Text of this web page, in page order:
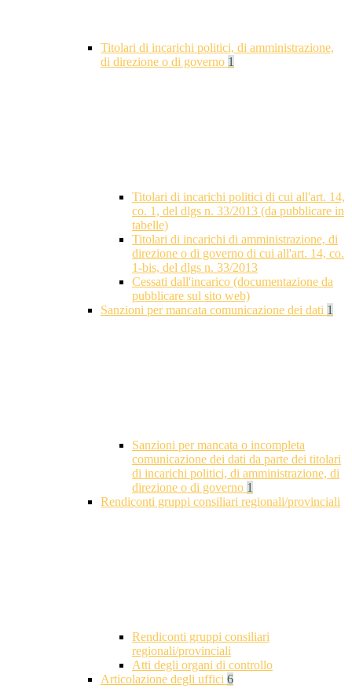
Titolari di incarichi politici, di amministrazione,
di direzione o di governo 1
Titolari di incarichi politici di cui all'art. 14,
co. 1, del dlgs n. 33/2013 (da pubblicare in
tabelle)
Titolari di incarichi di amministrazione, di
direzione o di governo di cui all'art. 14, co.
1-bis, del dlgs n. 33/2013
Cessati dall'incarico (documentazione da
pubblicare sul sito web)
Sanzioni per mancata comunicazione dei dati 1
Sanzioni per mancata o incompleta
comunicazione dei dati da parte dei titolari
di incarichi politici, di amministrazione, di
direzione o di governo 1
Rendiconti gruppi consiliari regionali/provinciali
Rendiconti gruppi consiliari
regionali/provinciali
Atti degli organi di controllo
Articolazione degli uffici 6